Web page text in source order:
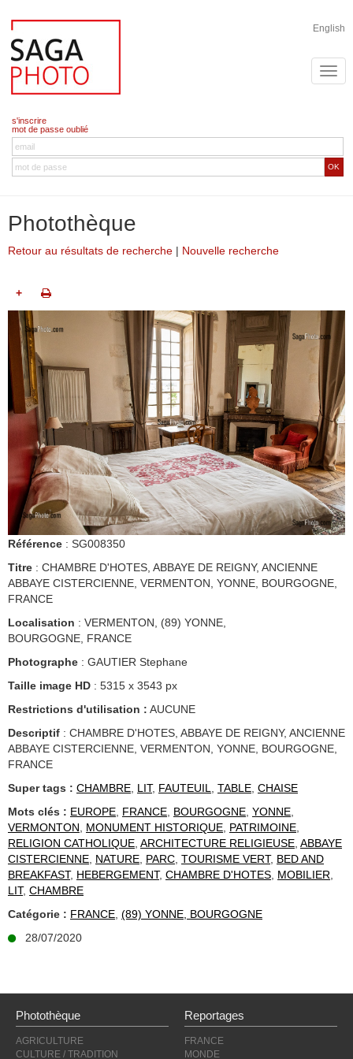
English
s'inscrire
mot de passe oublié
OK
Photothèque
Retour au résultats de recherche | Nouvelle recherche
+
Référence : SG008350
Titre : CHAMBRE D'HOTES, ABBAYE DE REIGNY, ANCIENNE
ABBAYE CISTERCIENNE, VERMENTON, YONNE, BOURGOGNE,
FRANCE
Localisation : VERMENTON, (89) YONNE,
BOURGOGNE, FRANCE
Photographe : GAUTIER Stephane
Taille image HD : 5315 x 3543 px
Restrictions d'utilisation : AUCUNE
Descriptif : CHAMBRE D'HOTES, ABBAYE DE REIGNY, ANCIENNE
ABBAYE CISTERCIENNE, VERMENTON, YONNE, BOURGOGNE,
FRANCE
Super tags : CHAMBRE, LIT, FAUTEUIL, TABLE, CHAISE
Mots clés : EUROPE, FRANCE, BOURGOGNE, YONNE,
VERMONTON, MONUMENT HISTORIQUE, PATRIMOINE,
RELIGION CATHOLIQUE, ARCHITECTURE RELIGIEUSE, ABBAYE
CISTERCIENNE, NATURE, PARC, TOURISME VERT, BED AND
BREAKFAST, HEBERGEMENT, CHAMBRE D'HOTES, MOBILIER,
LIT, CHAMBRE
Catégorie : FRANCE, (89) YONNE, BOURGOGNE
28/07/2020
Photothèque
AGRICULTURE
CULTURE / TRADITION
Reportages
FRANCE
MONDE